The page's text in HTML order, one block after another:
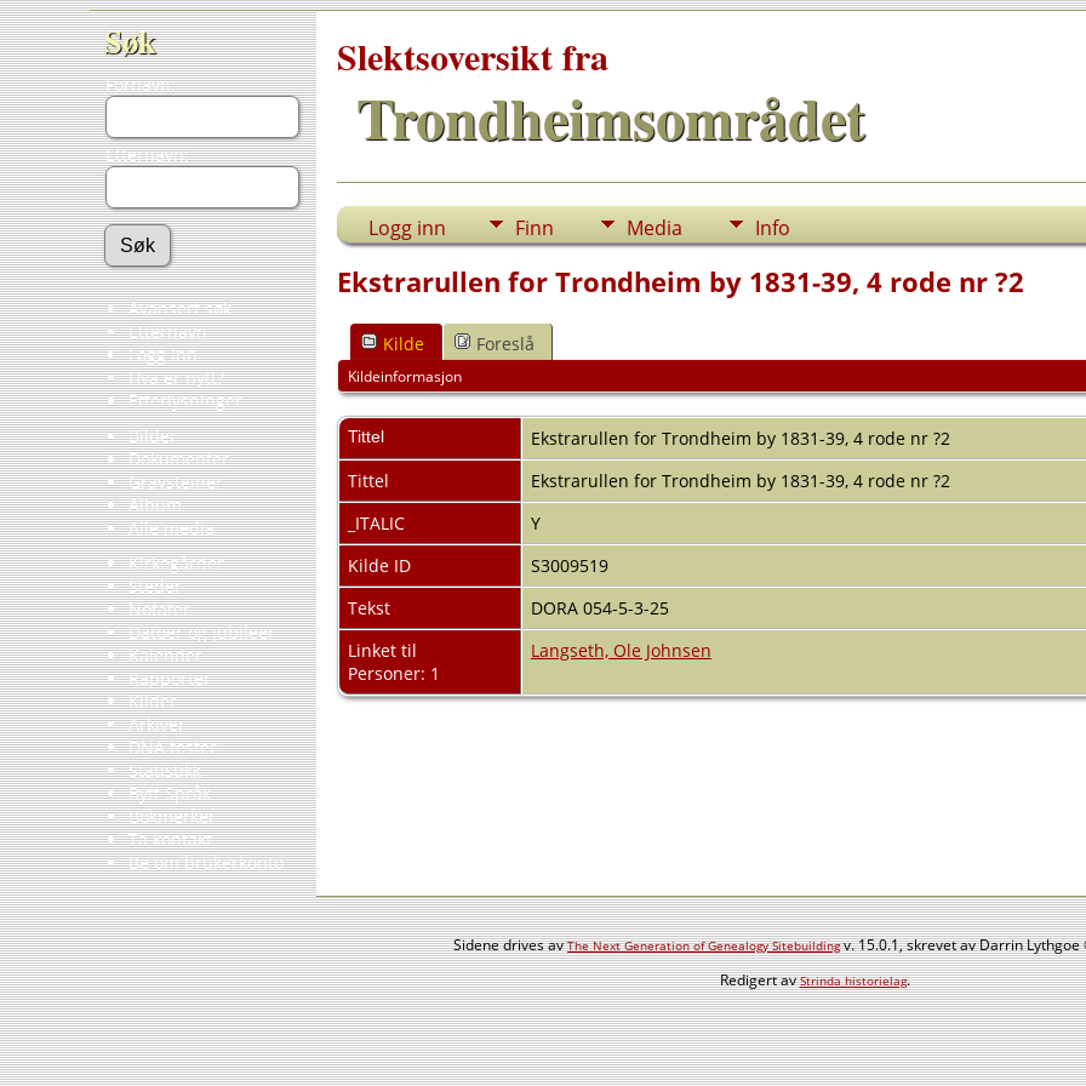
Søk
Fornavn:
Etternavn:
Avansert søk
Etternavn
Logg inn
Hva er nytt?
Etterlysninger
Bilder
Dokumenter
Gravsteiner
Album
Alle media
Kirkegårder
Steder
Notater
Datoer og jubileer
Kalender
Rapporter
Kilder
Arkiver
DNA tester
Statistikk
Bytt Språk
Bokmerker
Ta kontakt
Be om brukerkonto
Slektsoversikt fra
Trondheimsområdet
Logg inn Finn Media Info
Ekstrarullen for Trondheim by 1831-39, 4 rode nr ?2
Kilde Foreslå
Kildeinformasjon
Tittel
Ekstrarullen for Trondheim by 1831-39, 4 rode nr ?2
Tittel
Ekstrarullen for Trondheim by 1831-39, 4 rode nr ?2
_ITALIC
Y
Kilde ID
S3009519
Tekst
DORA 054-5-3-25
Linket til
Personer: 1
Langseth, Ole Johnsen
Sidene drives avThe Next Generation of Genealogy Sitebuildingv. 15.0.1, skrevet av Darrin
Redigert avStrinda historielag.